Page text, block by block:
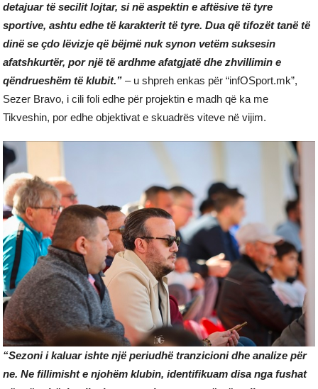
detajuar të secilit lojtar, si në aspektin e aftësive të tyre
sportive, ashtu edhe të karakterit të tyre. Dua që tifozët tanë të
dinë se çdo lëvizje që bëjmë nuk synon vetëm suksesin
afatshkurtër, por një të ardhme afatgjatë dhe zhvillimin e
qëndrueshëm të klubit.” – u shpreh enkas për “infOSport.mk”,
Sezer Bravo, i cili foli edhe për projektin e madh që ka me
Tikveshin, por edhe objektivat e skuadrës viteve në vijim.
“Sezoni i kaluar ishte një periudhë tranzicioni dhe analize për
ne. Ne fillimisht e njohëm klubin, identifikuam disa nga fushat